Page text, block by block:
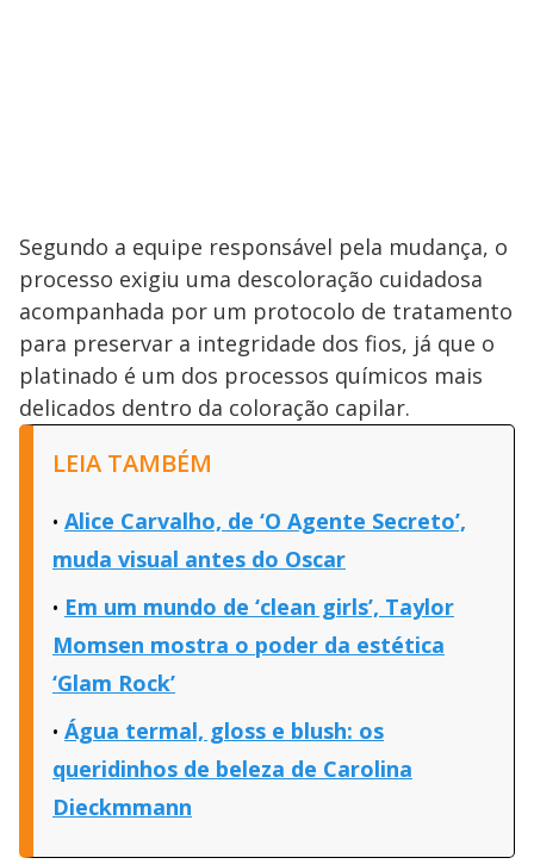
Segundo a equipe responsável pela mudança, o
processo exigiu uma descoloração cuidadosa
acompanhada por um protocolo de tratamento
para preservar a integridade dos fios, já que o
platinado é um dos processos químicos mais
delicados dentro da coloração capilar.
LEIA TAMBÉM
Alice Carvalho, de ‘O Agente Secreto’,
muda visual antes do Oscar
Em um mundo de ‘clean girls’, Taylor
Momsen mostra o poder da estética
‘Glam Rock’
Água termal, gloss e blush: os
queridinhos de beleza de Carolina
Dieckmmann